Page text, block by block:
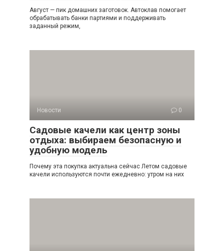
Август — пик домашних заготовок. Автоклав помогает
обрабатывать банки партиями и поддерживать
заданный режим,
Новости 0
Садовые качели как центр зоны
отдыха: выбираем безопасную и
удобную модель
Почему эта покупка актуальна сейчас Летом садовые
качели используются почти ежедневно: утром на них